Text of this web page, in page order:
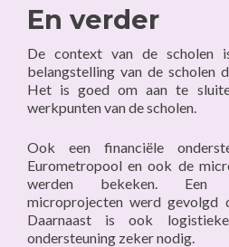
En verder
De context van de scholen
belangstelling van de scholen
Het is goed om aan te
werkpunten van de scholen.
Ook een financiële
Eurometropool en ook de
werden bekeken. Een
microprojecten werd gevolgd
Daarnaast is ook
ondersteuning zeker nodig.